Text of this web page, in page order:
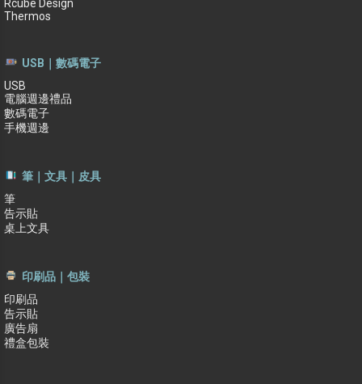
Rcube Design
Thermos
USB｜數碼電子
USB
電腦週邊禮品
數碼電子
手機週邊
筆｜文具｜皮具
筆
告示貼
桌上文具
印刷品｜包裝
印刷品
告示貼
廣告扇
禮盒包裝